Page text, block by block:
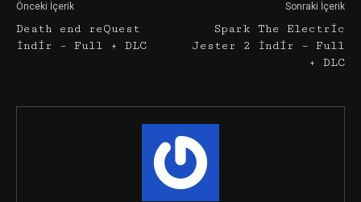
Önceki İçerik
Death end reQuest
İndir – Full + DLC
Sonraki İçerik
Spark The Electric
Jester 2 İndir – Full
+ DLC